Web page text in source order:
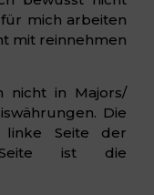
mich arbeiten
mit reinnehmen
nicht in Majors/
Die
linke Seite der
ist die